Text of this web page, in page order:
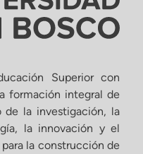
Superior con
formación integral de
de la investigación, la
la innovación y el
la construcción de